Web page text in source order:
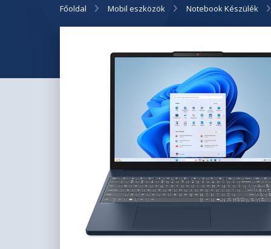
Főoldal Mobil eszközök Notebook Készülék